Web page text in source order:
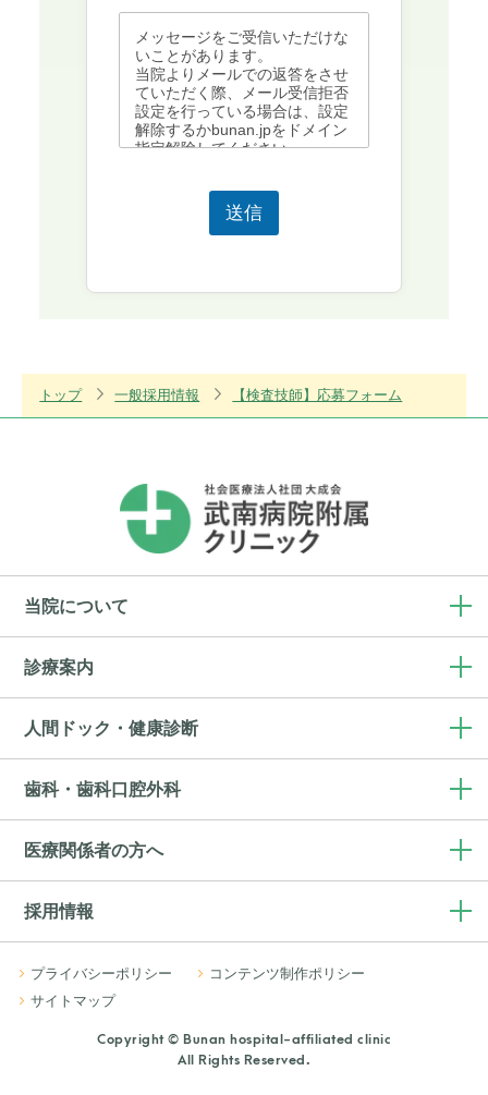
メッセージをご受信いただけな
いことがあります。
当院よりメールでの返答をさせ
ていただく際、メール受信拒否
設定を行っている場合は、設定
解除するかbunan.jpをドメイン
指定解除してください。
送信
トップ 一般採用情報 【検査技師】応募フォーム
当院について
診療案内
人間ドック・健康診断
歯科・歯科口腔外科
医療関係者の方へ
採用情報
プライバシーポリシー
コンテンツ制作ポリシー
サイトマップ
Copyright © Bunan hospital-affiliated clinic
All Rights Reserved.